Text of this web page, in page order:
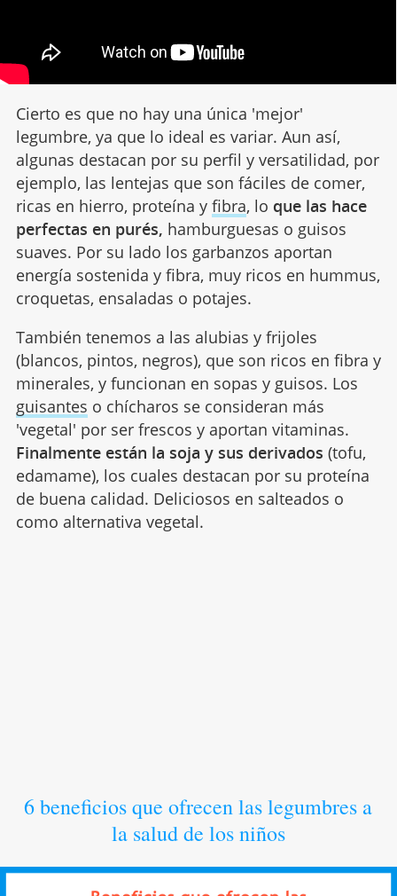
Cierto es que no hay una única 'mejor'
legumbre, ya que lo ideal es variar. Aun así,
algunas destacan por su perfil y versatilidad, por
ejemplo, las lentejas que son fáciles de comer,
ricas en hierro, proteína y fibra, lo que las hace
perfectas en purés, hamburguesas o guisos
suaves. Por su lado los garbanzos aportan
energía sostenida y fibra, muy ricos en hummus,
croquetas, ensaladas o potajes.
También tenemos a las alubias y frijoles
(blancos, pintos, negros), que son ricos en fibra y
minerales, y funcionan en sopas y guisos. Los
guisantes o chícharos se consideran más
'vegetal' por ser frescos y aportan vitaminas.
Finalmente están la soja y sus derivados (tofu,
edamame), los cuales destacan por su proteína
de buena calidad. Deliciosos en salteados o
como alternativa vegetal.
6 beneficios que ofrecen las legumbres a
la salud de los niños